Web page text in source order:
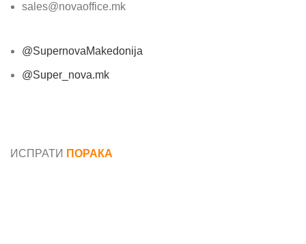
sales@novaoffice.mk
@SupernovaMakedonija
@Super_nova.mk
ИСПРАТИ ПОРАКА